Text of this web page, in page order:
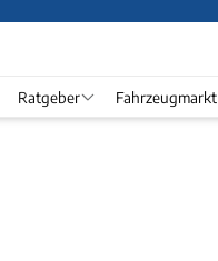
Ratgeber Fahrzeugmarkt